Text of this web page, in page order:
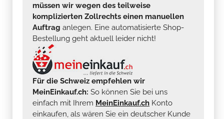
müssen wir wegen des teilweise
komplizierten Zollrechts einen manuellen
Auftrag anlegen. Eine automatisierte Shop-
Bestellung geht aktuell leider nicht!
Für die Schweiz empfehlen wir
MeinEinkauf.ch: So können Sie bei uns
einfach mit Ihrem MeinEinkauf.ch Konto
einkaufen, als wären Sie ein deutscher Kunde